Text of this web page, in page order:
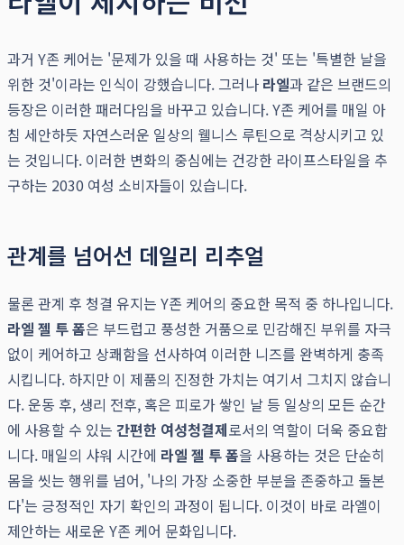
과거 Y존 케어는 '문제가 있을 때 사용하는 것' 또는 '특별한 날을
위한 것'이라는 인식이 강했습니다. 그러나 라엘과 같은 브랜드의
등장은 이러한 패러다임을 바꾸고 있습니다. Y존 케어를 매일 아
침 세안하듯 자연스러운 일상의 웰니스 루틴으로 격상시키고 있
는 것입니다. 이러한 변화의 중심에는 건강한 라이프스타일을 추
구하는 2030 여성 소비자들이 있습니다.
관계를 넘어선 데일리 리추얼
물론 관계 후 청결 유지는 Y존 케어의 중요한 목적 중 하나입니다.
라엘 젤 투 폼은 부드럽고 풍성한 거품으로 민감해진 부위를 자극
없이 케어하고 상쾌함을 선사하여 이러한 니즈를 완벽하게 충족
시킵니다. 하지만 이 제품의 진정한 가치는 여기서 그치지 않습니
다. 운동 후, 생리 전후, 혹은 피로가 쌓인 날 등 일상의 모든 순간
에 사용할 수 있는 간편한 여성청결제로서의 역할이 더욱 중요합
니다. 매일의 샤워 시간에 라엘 젤 투 폼을 사용하는 것은 단순히
몸을 씻는 행위를 넘어, '나의 가장 소중한 부분을 존중하고 돌본
다'는 긍정적인 자기 확인의 과정이 됩니다. 이것이 바로 라엘이
제안하는 새로운 Y존 케어 문화입니다.